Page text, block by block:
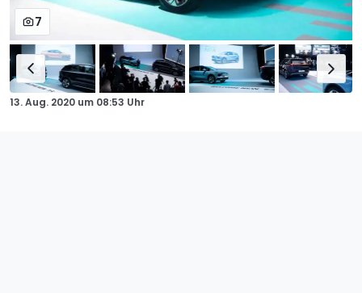
7
13. Aug. 2020 um 08:53 Uhr